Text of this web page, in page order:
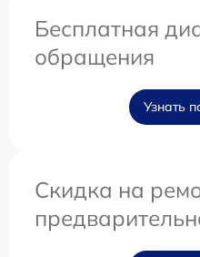
Бесплатная
обращения
Узнать
Скидка на